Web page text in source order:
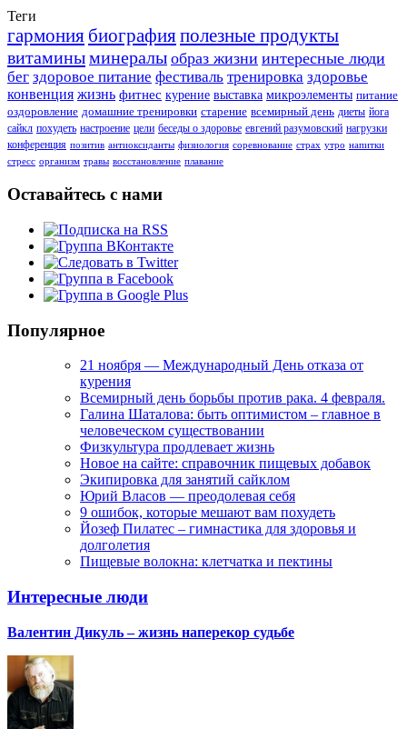
Теги
гармония биографияполезные продукты
витаминыминералы образ жизни интересные люди
бег здоровое питание фестиваль тренировка здоровье
конвенция жизнь фитнес курение выставка микроэлементы питание
оздоровление домашние тренировки старение всемирный день диеты йога
сайкл похудеть настроение цели беседы о здоровье евгений разумовский нагрузки
конференция позитив антиоксиданты физиология соревнование страх утро напитки
стресс организм травы восстановление плавание
Оставайтесь с нами
Популярное
21 ноября — Международный День отказа от
курения
Всемирный день борьбы против рака. 4 февраля.
Галина Шаталова: быть оптимистом – главное в
человеческом существовании
Физкультура продлевает жизнь
Новое на сайте: справочник пищевых добавок
Экипировка для занятий сайклом
Юрий Власов — преодолевая себя
9 ошибок, которые мешают вам похудеть
Йозеф Пилатес – гимнастика для здоровья и
долголетия
Пищевые волокна: клетчатка и пектины
Интересные люди
Валентин Дикуль – жизнь наперекор судьбе